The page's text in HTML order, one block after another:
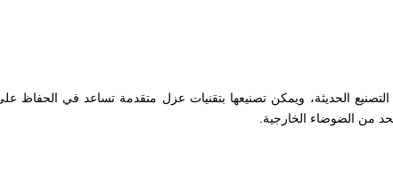
الحديثة، ويمكن تصنيعها بتقنيات عزل متقدمة تساعد في الحفاظ
من الضوضاء الخارجية.